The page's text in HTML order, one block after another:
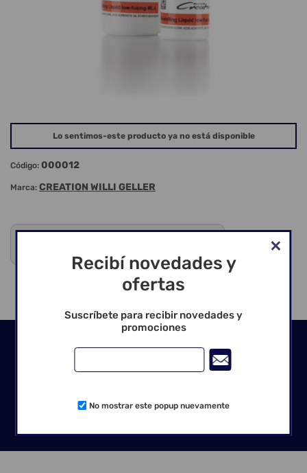
Lo sentimos-este producto ya no está disponible
Código: 000012
Marca: CREATION WILLI GELLER
Recibí novedades y
ofertas
Suscríbete para recibir novedades y
promociones
No mostrar este popup nuevamente